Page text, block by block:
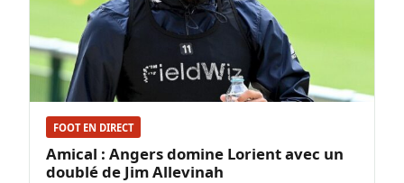
FOOT EN DIRECT
Amical : Angers domine Lorient avec un
doublé de Jim Allevinah